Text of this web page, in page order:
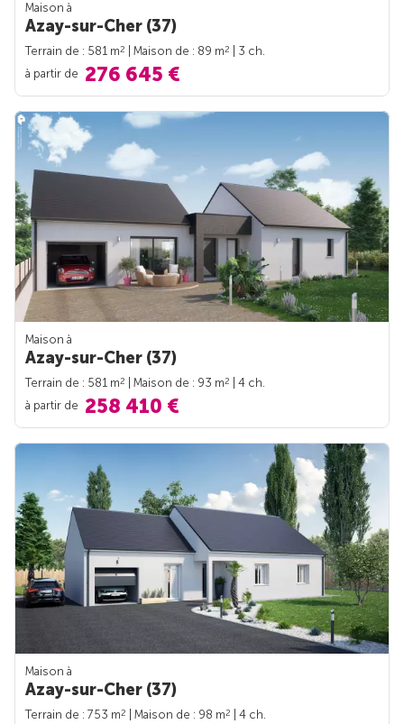
Maison à
Azay-sur-Cher (37)
Terrain de : 581 m2 | Maison de : 89 m2
| 3 ch.
à partir de 276 645 €
Maison à
Azay-sur-Cher (37)
Terrain de : 581 m2 | Maison de : 93 m2
| 4 ch.
à partir de 258 410 €
Maison à
Azay-sur-Cher (37)
Terrain de : 753 m2 | Maison de : 98 m2
| 4 ch.